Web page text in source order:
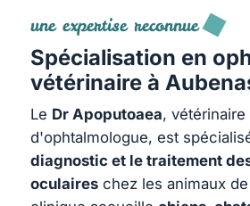
une expertise reconnue
Spécialisation en
vétérinaire à
Le Dr Apoputoaea,
d'ophtalmologue, est
diagnostic et le traitement
oculaires chez les animaux